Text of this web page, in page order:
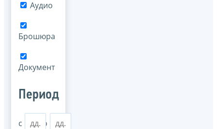
Аудио
Брошюра
Документ
Период
с по